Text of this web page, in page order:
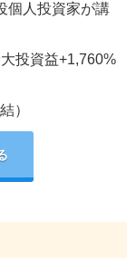
個人投資家が講
投資益+1,760%
）